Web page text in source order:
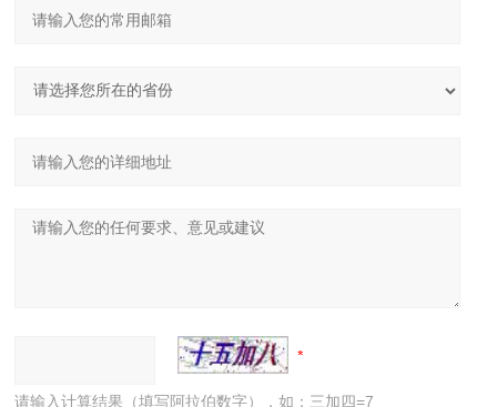
请输入计算结果（填写阿拉伯数字），如：三加四=7